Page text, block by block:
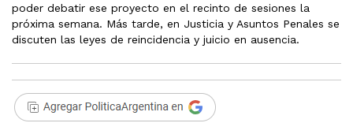
poder debatir ese proyecto en el recinto de sesiones la
próxima semana. Más tarde, en Justicia y Asuntos Penales se
discuten las leyes de reincidencia y juicio en ausencia.